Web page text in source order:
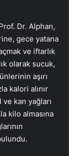
Dr. Alphan,
gece yatana
ve iftarlık
olarak sucuk,
aşırı
kalori alınır
kan yağları
kilo almasına